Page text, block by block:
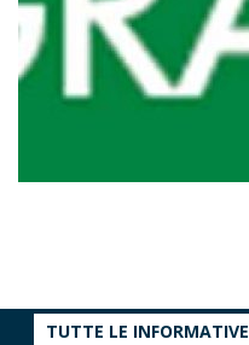
TUTTE LE INFORMATIVE